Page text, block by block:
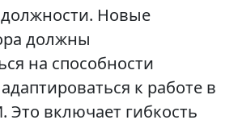
Новые
должны
на способности
к работе в
Это включает гибкость